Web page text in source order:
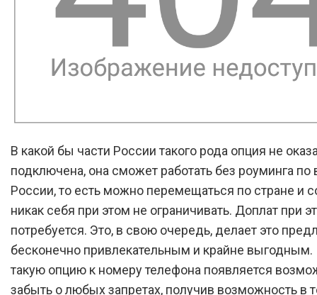
В какой бы части России такого рода опция не
подключена, она сможет работать без роуминга по
России, то есть можно перемещаться по стране и
никак себя при этом не ограничивать. Доплат при
потребуется. Это, в свою очередь, делает это
бесконечно привлекательным и крайне
такую опцию к номеру телефона появляется
забыть о любых запретах, получив возможность в